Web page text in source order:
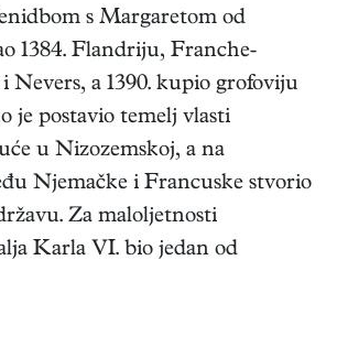
s Margaretom od
1384. Flandriju, Franche-
Nevers, a 1390. kupio grofoviju
je postavio temelj vlasti
u Nizozemskoj, a na
Njemačke i Francuske stvorio
Za maloljetnosti
Karla VI. bio jedan od